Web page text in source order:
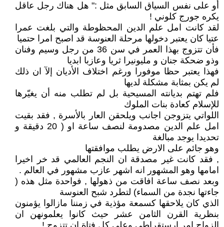
أو على نفس السياق السابق مثل :" هل هناك رجل عاقل
يكره جورج كلوني !
لقد كانت امل علم الدين المحظوطة والتي بلغت عمرا
عتيا كان يعتبر دخولها مرحلة العنوسة قد اصبح امرا حتميا
فأن تتزوج بهذا العمر في سن 36 من رجل وسيم وفنان
وذو ضحكة جنان و مليونيرا ثريا وعازبا ابديا
فهذا يعتبر حظا موفورا ورغم اختلاف الأديان إلآ ان ذلك
لم يكن بمثابة مشكلة لديها
فلم تهتم بديانته المسيحية بل لم تطلب منه أن يغيّرها
للإسلام كعادة بنات الملوك
اللواتي يتزوجن اجانب ويلحقن العار بالأسرة , فقد بقيت
امل علم الدين مصدومة لنصف ساعة او ( 20 دقيقة و
تحديدا يوجد مبالغة
وهو جائم على الارض يطلب موافقتها
, فقد كانت غير مصدقة ان النجم العالمي قد خر اخيرا
امامها وهو المشهور انه اشهر عازب مشهور في العالم .
وبعد نصف ساعة افاقت من ذهولها , فواحدة مثل هذه (
جاءتها نجدة من السماء) لتطرد شبح العنوسة
الذي كان يلاحقها كسمعة مؤذية في زمننا مازالوا يؤمنون
بنظرية القرن الثامن عشر حيث كانوا يعلمونهن ان